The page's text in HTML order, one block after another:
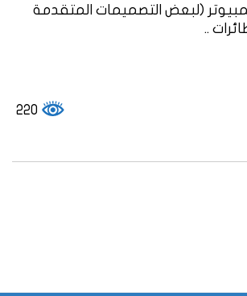
(لبعض التصميمات المتقدمة
..